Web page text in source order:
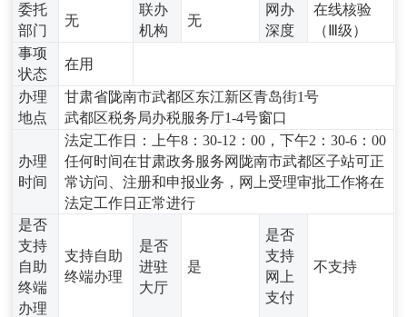
委托
部门
无
联办
机构
无
网办
深度
在线核验
（Ⅲ级）
事项
状态
在用
办理
地点
甘肃省陇南市武都区东江新区青岛街1号
武都区税务局办税服务厅1-4号窗口
办理
时间
法定工作日：上午8：30-12：00，下午2：30-6：00
任何时间在甘肃政务服务网陇南市武都区子站可正
常访问、注册和申报业务，网上受理审批工作将在
法定工作日正常进行
是否
支持
自助
终端
办理
支持自助
终端办理
是否
进驻
大厅
是
是否
支持
网上
支付
不支持